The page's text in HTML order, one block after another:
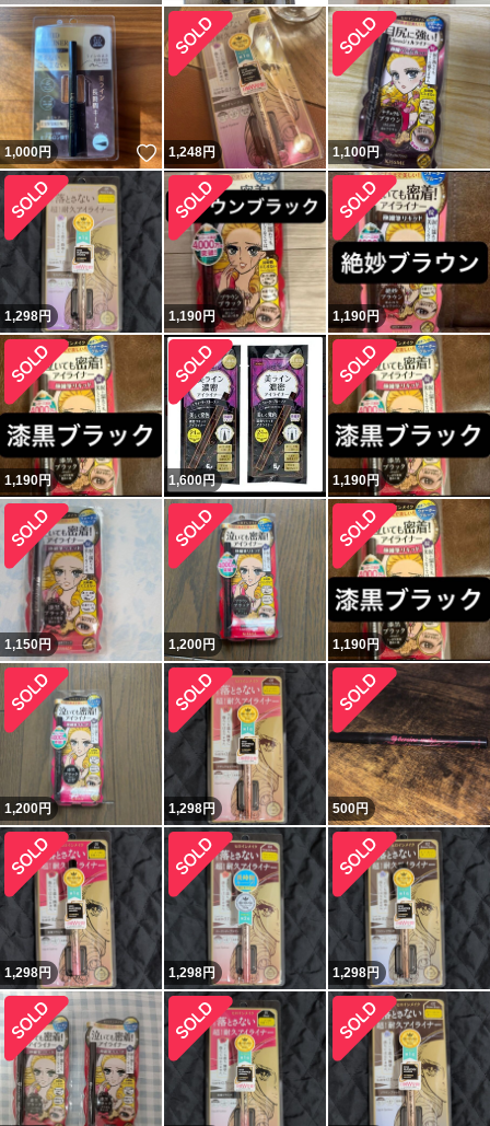
1,000円 いいね！
1,248円 1,100円
1,298円 1,190円 1,190円
1,190円 1,600円 1,190円
1,150円 1,200円 1,190円
1,200円 1,298円 500円
1,298円 1,298円 1,298円